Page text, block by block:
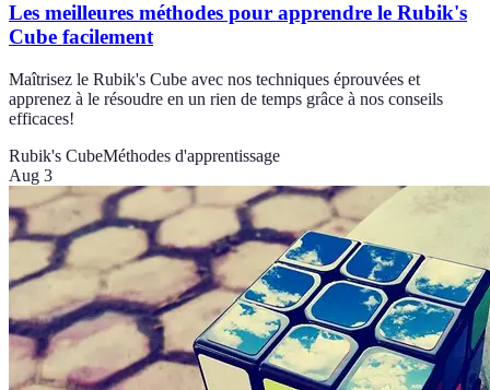
Les meilleures méthodes pour apprendre le Rubik's
Cube facilement
Maîtrisez le Rubik's Cube avec nos techniques éprouvées et
apprenez à le résoudre en un rien de temps grâce à nos conseils
efficaces!
Rubik's CubeMéthodes d'apprentissage
Aug 3